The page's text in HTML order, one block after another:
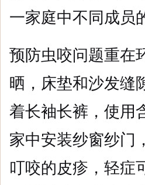
一家庭中不同成员
预防虫咬问题重在
晒，床垫和沙发缝
着长袖长裤，使用
家中安装纱窗纱门
叮咬的皮疹，轻症